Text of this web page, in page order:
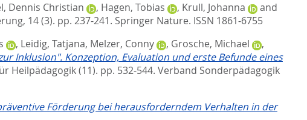
Dennis Christian , Hagen, Tobias , Krull, Johanna
and
14 (3). pp. 237-241. Springer Nature. ISSN 1861-6755
, Leidig, Tatjana, Melzer, Conny , Grosche, Michael
,
Inklusion". Konzeption, Evaluation und erste Befunde eines
Heilpädagogik (11). pp. 532-544. Verband Sonderpädagogik
Förderung bei herausforderndem Verhalten in der